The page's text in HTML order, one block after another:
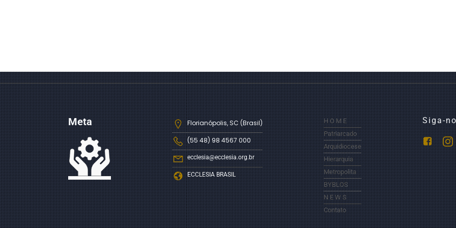
Meta
Florianópolis, SC (Brasil)
(55 48) 98 4567 000
ecclesia@ecclesia.org.br
ECCLESIA BRASIL
H O M E
Patriarcado
Arquidiocese
Hierarquia
Metropolita
BYBLOS
N E W S
Contato
Siga-